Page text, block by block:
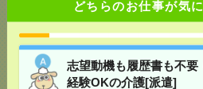
どちらのお仕事が気
志望動機も履歴書も不要
経験OKの介護[派遣]
[給 与]無資格未経験：時給1400円～
OK ■扶養内OK ■日収1万1200円以上
[交通費]交通費全額支給
[勤務地]
天王寺駅/大阪上本町駅/鶴橋駅